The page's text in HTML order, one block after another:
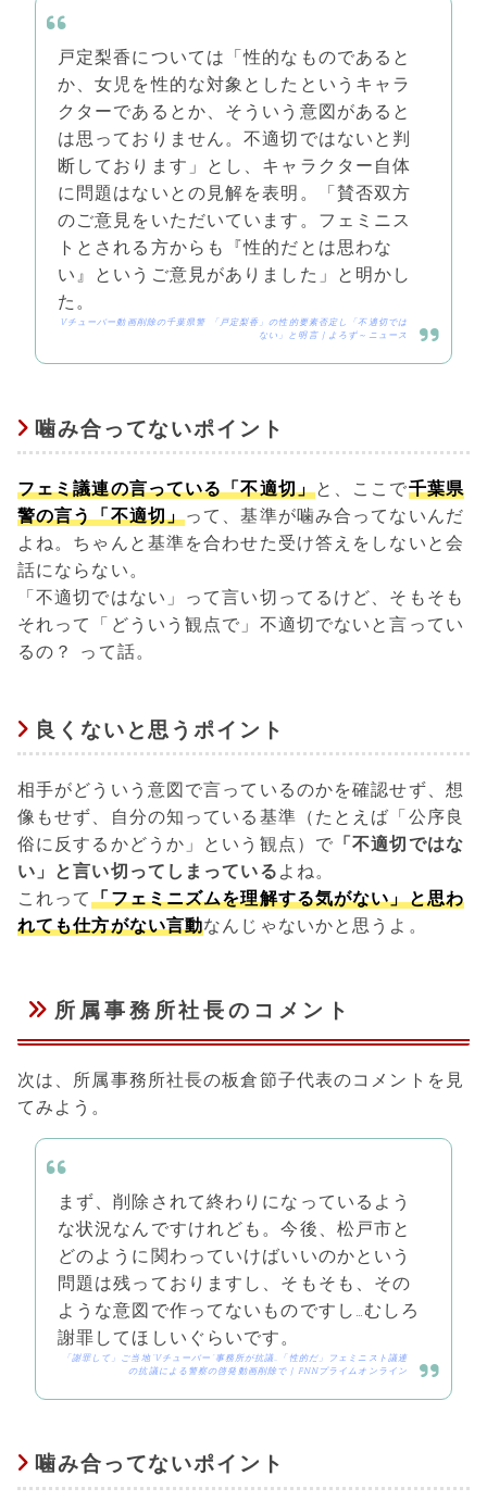
戸定梨香については「性的なものであると
か、女児を性的な対象としたというキャラ
クターであるとか、そういう意図があると
は思っておりません。不適切ではないと判
断しております」とし、キャラクター自体
に問題はないとの見解を表明。「賛否双方
のご意見をいただいています。フェミニス
トとされる方からも『性的だとは思わな
い』というご意見がありました」と明かし
た。
Vチューバー動画削除の千葉県警 「戸定梨香」の性的要素否定し「不適切では
ない」と明言 | よろず～ニュース
噛み合ってないポイント
フェミ議連の言っている「不適切」と、ここで千葉県
警の言う「不適切」って、基準が噛み合ってないんだ
よね。ちゃんと基準を合わせた受け答えをしないと会
話にならない。
「不適切ではない」って言い切ってるけど、そもそも
それって「どういう観点で」不適切でないと言ってい
るの？ って話。
良くないと思うポイント
相手がどういう意図で言っているのかを確認せず、想
像もせず、自分の知っている基準（たとえば「公序良
俗に反するかどうか」という観点）で 「不適切ではな
い」と言い切ってしまっている よね。
これって「フェミニズムを理解する気がない」と思わ
れても仕方がない言動なんじゃないかと思うよ。
所属事務所社長のコメント
次は、所属事務所社長の板倉節子代表のコメントを見
てみよう。
まず、削除されて終わりになっているよう
な状況なんですけれども。今後、松戸市と
どのように関わっていけばいいのかという
問題は残っておりますし、そもそも、その
ような意図で作ってないものですし…むしろ
謝罪してほしいぐらいです。
「謝罪して」ご当地“Vチューバー”事務所が抗議…「性的だ」フェミニスト議連
の抗議による警察の啓発動画削除で | FNNプライムオンライン
噛み合ってないポイント